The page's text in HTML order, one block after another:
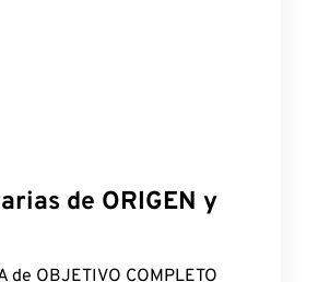
de ORIGEN y
de OBJETIVO COMPLETO